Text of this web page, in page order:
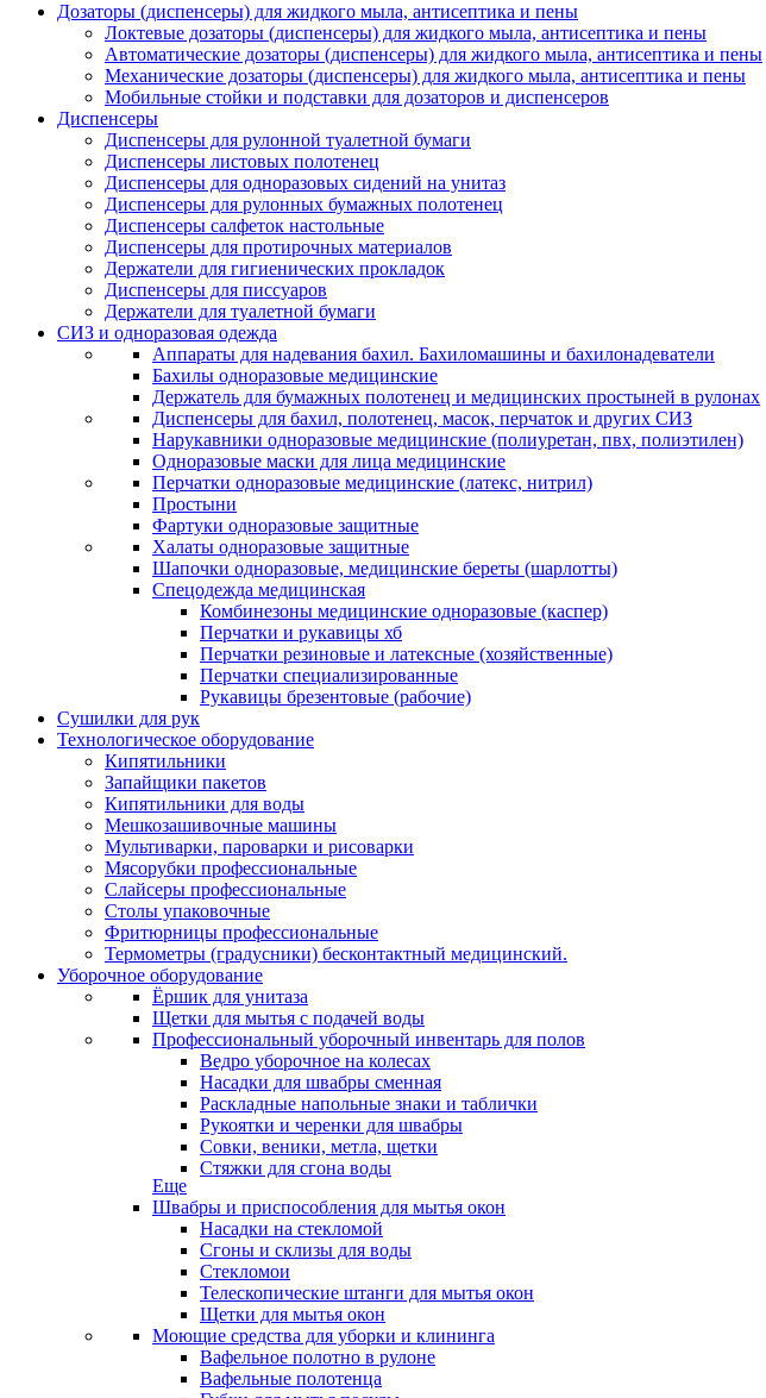
Дозаторы (диспенсеры) для жидкого мыла, антисептика и пены
Локтевые дозаторы (диспенсеры) для жидкого мыла, антисептика и пены
Автоматические дозаторы (диспенсеры) для жидкого мыла, антисептика и пены
Механические дозаторы (диспенсеры) для жидкого мыла, антисептика и пены
Мобильные стойки и подставки для дозаторов и диспенсеров
Диспенсеры
Диспенсеры для рулонной туалетной бумаги
Диспенсеры листовых полотенец
Диспенсеры для одноразовых сидений на унитаз
Диспенсеры для рулонных бумажных полотенец
Диспенсеры салфеток настольные
Диспенсеры для протирочных материалов
Держатели для гигиенических прокладок
Диспенсеры для писсуаров
Держатели для туалетной бумаги
СИЗ и одноразовая одежда
Аппараты для надевания бахил. Бахиломашины и бахилонадеватели
Бахилы одноразовые медицинские
Держатель для бумажных полотенец и медицинских простыней в рулонах
Диспенсеры для бахил, полотенец, масок, перчаток и других СИЗ
Нарукавники одноразовые медицинские (полиуретан, пвх, полиэтилен)
Одноразовые маски для лица медицинские
Перчатки одноразовые медицинские (латекс, нитрил)
Простыни
Фартуки одноразовые защитные
Халаты одноразовые защитные
Шапочки одноразовые, медицинские береты (шарлотты)
Спецодежда медицинская
Комбинезоны медицинские одноразовые (каспер)
Перчатки и рукавицы хб
Перчатки резиновые и латексные (хозяйственные)
Перчатки специализированные
Рукавицы брезентовые (рабочие)
Сушилки для рук
Технологическое оборудование
Кипятильники
Запайщики пакетов
Кипятильники для воды
Мешкозашивочные машины
Мультиварки, пароварки и рисоварки
Мясорубки профессиональные
Слайсеры профессиональные
Столы упаковочные
Фритюрницы профессиональные
Термометры (градусники) бесконтактный медицинский.
Уборочное оборудование
Ёршик для унитаза
Щетки для мытья с подачей воды
Профессиональный уборочный инвентарь для полов
Ведро уборочное на колесах
Насадки для швабры сменная
Раскладные напольные знаки и таблички
Рукоятки и черенки для швабры
Совки, веники, метла, щетки
Стяжки для сгона воды
Еще
Швабры и приспособления для мытья окон
Насадки на стекломой
Сгоны и склизы для воды
Стекломои
Телескопические штанги для мытья окон
Щетки для мытья окон
Моющие средства для уборки и клининга
Вафельное полотно в рулоне
Вафельные полотенца